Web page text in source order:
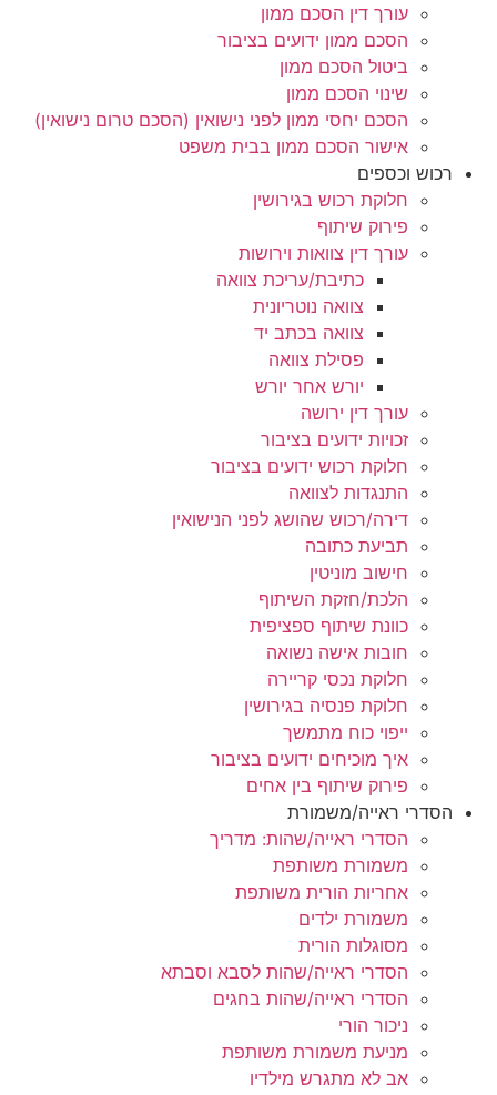
עורך דין הסכם ממון
הסכם ממון ידועים בציבור
ביטול הסכם ממון
שינוי הסכם ממון
הסכם יחסי ממון לפני נישואין (הסכם טרום נישואין)
אישור הסכם ממון בבית משפט
רכוש וכספים
חלוקת רכוש בגירושין
פירוק שיתוף
עורך דין צוואות וירושות
כתיבת/עריכת צוואה
צוואה נוטריונית
צוואה בכתב יד
פסילת צוואה
יורש אחר יורש
עורך דין ירושה
זכויות ידועים בציבור
חלוקת רכוש ידועים בציבור
התנגדות לצוואה
דירה/רכוש שהושג לפני הנישואין
תביעת כתובה
חישוב מוניטין
הלכת/חזקת השיתוף
כוונת שיתוף ספציפית
חובות אישה נשואה
חלוקת נכסי קריירה
חלוקת פנסיה בגירושין
ייפוי כוח מתמשך
איך מוכיחים ידועים בציבור
פירוק שיתוף בין אחים
הסדרי ראייה/משמורת
הסדרי ראייה/שהות: מדריך
משמורת משותפת
אחריות הורית משותפת
משמורת ילדים
מסוגלות הורית
הסדרי ראייה/שהות לסבא וסבתא
הסדרי ראייה/שהות בחגים
ניכור הורי
מניעת משמורת משותפת
אב לא מתגרש מילדיו